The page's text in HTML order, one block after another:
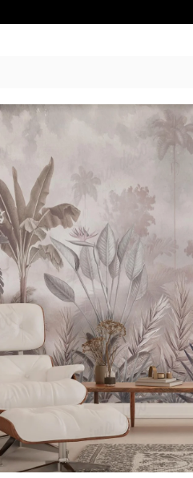
/DE AUTOR/ Lihuen
– $ 74.990 POR M² (IVA
sin Interés con Tarjeta de
OFF por Transferencia
hábiles Plazo de Entrega **
instrucciones de instalación
tu pared con el cotizador y
Si son paredes muy grandes
y luego en tu pedido se
de la muestra pueden diferir
También podes probarlo en tu
MÀS INFORMACIÓN?